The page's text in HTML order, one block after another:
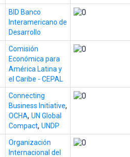
BID Banco
Interamericano de
Desarrollo
Comisión
Económica para
América Latina y
el Caribe - CEPAL
Connecting
Business Initiative,
OCHA,UN Global
Compact,UNDP
Organización
Internacional del